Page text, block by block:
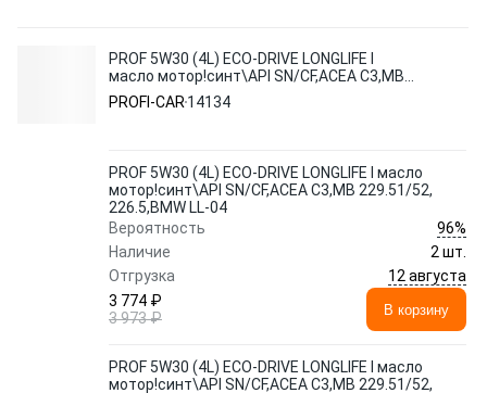
PROF 5W30 (4L) ECO-DRIVE LONGLIFE I
масло мотор!синт\API SN/CF,ACEA C3,MB
229.51/52, 226.5,BMW LL-04
PROFI-CAR 14134
PROF 5W30 (4L) ECO-DRIVE LONGLIFE I масло
мотор!синт\API SN/CF,ACEA C3,MB 229.51/52,
226.5,BMW LL-04
Вероятность
96%
Наличие
2 шт.
Отгрузка
12 августа
3 774 ₽
3 973 ₽
В корзину
PROF 5W30 (4L) ECO-DRIVE LONGLIFE I масло
мотор!синт\API SN/CF,ACEA C3,MB 229.51/52,